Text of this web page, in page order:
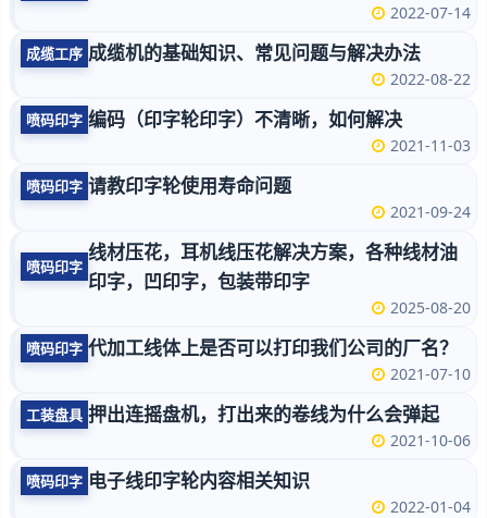
2022-07-14
成缆工序 成缆机的基础知识、常见问题与解决办法
2022-08-22
喷码印字 编码（印字轮印字）不清晰，如何解决
2021-11-03
喷码印字 请教印字轮使用寿命问题
2021-09-24
喷码印字
线材压花，耳机线压花解决方案，各种线材油
印字，凹印字，包装带印字
2025-08-20
喷码印字 代加工线体上是否可以打印我们公司的厂名？
2021-07-10
工装盘具 押出连摇盘机，打出来的卷线为什么会弹起
2021-10-06
喷码印字 电子线印字轮内容相关知识
2022-01-04